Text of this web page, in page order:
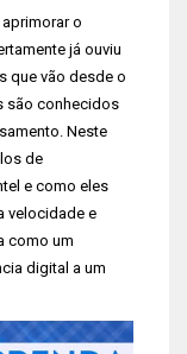
o
já ouviu
que vão desde o
são conhecidos
Neste
de
e como eles
velocidade e
como um
digital a um